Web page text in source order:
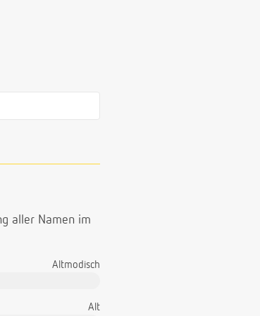
aller Namen im
Altmodisch
Alt